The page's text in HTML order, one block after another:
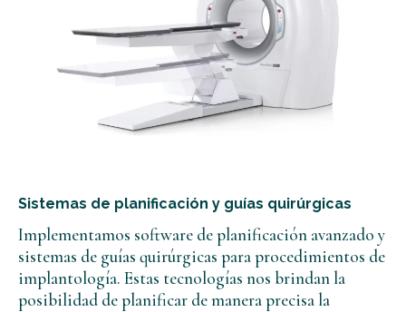
Sistemas de planificación y guías quirúrgicas
Implementamos software de planificación avanzado y
sistemas de guías quirúrgicas para procedimientos de
implantología. Estas tecnologías nos brindan la
posibilidad de planificar de manera precisa la